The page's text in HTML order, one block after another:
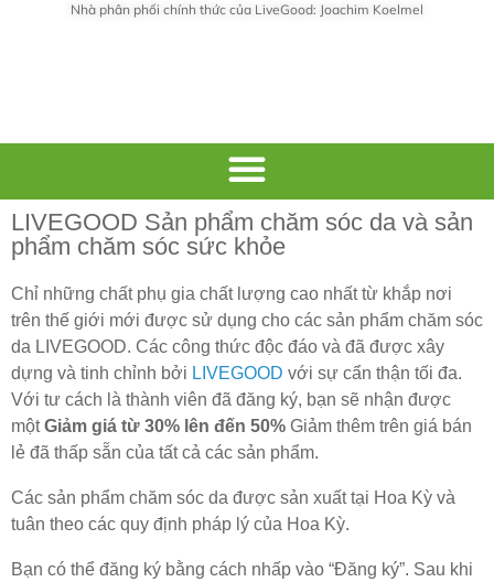
Nhà phân phối chính thức của LiveGood: Joachim Koelmel
LIVEGOOD Sản phẩm chăm sóc da và sản
phẩm chăm sóc sức khỏe
Chỉ những chất phụ gia chất lượng cao nhất từ khắp nơi
trên thế giới mới được sử dụng cho các sản phẩm chăm sóc
da LIVEGOOD. Các công thức độc đáo và đã được xây
dựng và tinh chỉnh bởi LIVEGOOD với sự cẩn thận tối đa.
Với tư cách là thành viên đã đăng ký, bạn sẽ nhận được
mộtGiảm giá từ 30% lên đến 50% Giảm thêm trên giá bán
lẻ đã thấp sẵn của tất cả các sản phẩm.
Các sản phẩm chăm sóc da được sản xuất tại Hoa Kỳ và
tuân theo các quy định pháp lý của Hoa Kỳ.
Bạn có thể đăng ký bằng cách nhấp vào “Đăng ký”. Sau khi